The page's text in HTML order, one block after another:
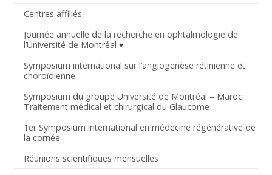
Centres affiliés
Journée annuelle de la recherche en ophtalmologie de
l’Université de Montréal
Symposium international sur l’angiogenèse rétinienne et
choroïdienne
Symposium du groupe Université de Montréal – Maroc:
Traitement médical et chirurgical du Glaucome
1er Symposium international en médecine régénérative de
la cornée
Réunions scientifiques mensuelles